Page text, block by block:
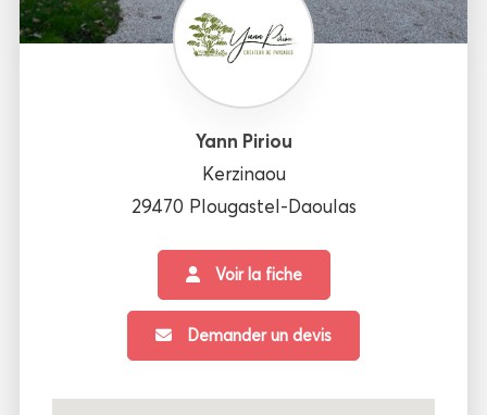
Yann Piriou
Kerzinaou
29470 Plougastel-Daoulas
Voir la fiche
Demander un devis